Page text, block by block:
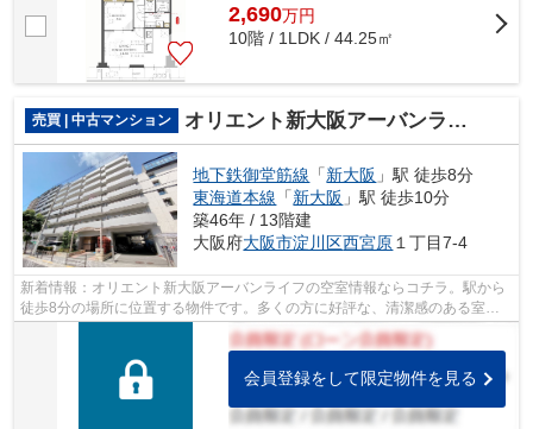
2,690万円
10階 / 1LDK / 44.25㎡
売買 | 中古マンション オリエント新大阪アーバンライフ
地下鉄御堂筋線 「新大阪 」駅 徒歩8分
東海道本線 「新大阪 」駅 徒歩10分
築46年 / 13階建
大阪府大阪市淀川区西宮原１丁目7-4
新着情報：オリエント新大阪アーバンライフの空室情報ならコチラ。駅から
徒歩8分の場所に位置する物件です。多くの方に好評な、清潔感のある室内
が魅力の中古マンションです。敷地内に...
会員登録をして限定物件を見る